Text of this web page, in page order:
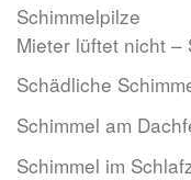
Schimmelpilze
Mieter lüftet nicht –
Schädliche
Schimmel am
Schimmel im